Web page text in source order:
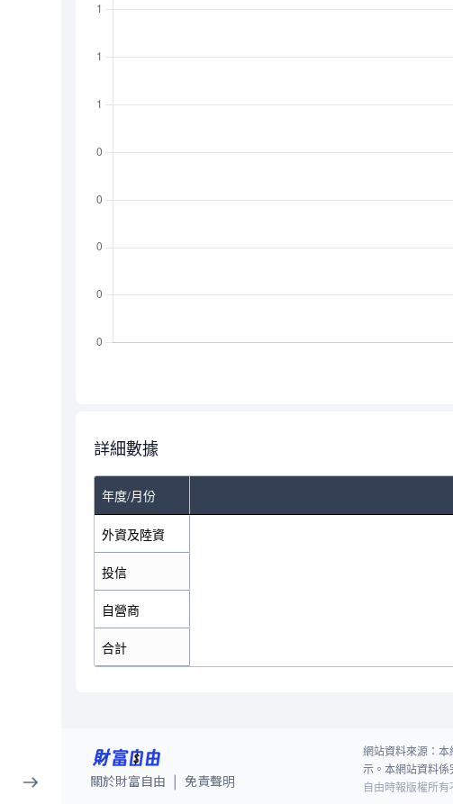
詳細數據
年度/月份
外資及陸資
投信
自營商
合計
關於財富自由 免責聲明
網站資料來源：
示。本網站資料係
自由時報版權所有